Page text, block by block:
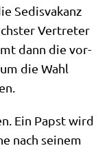
Sedis­va­kanz
Ver­tre­ter
dann die vor­
die Wahl
Ein Papst wird
nach sei­nem